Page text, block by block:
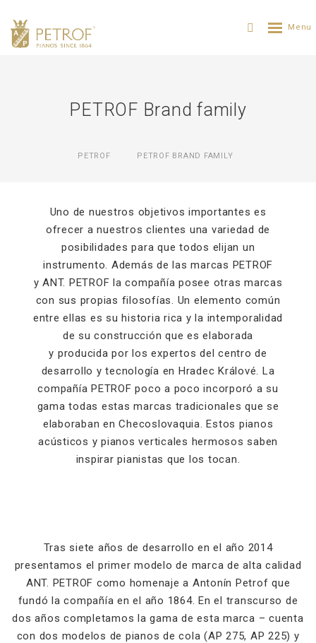
PETROF Brand family
PETROF PETROF BRAND FAMILY
Uno de nuestros objetivos importantes es
ofrecer a nuestros clientes una variedad de
posibilidades para que todos elijan un
instrumento. Además de las marcas PETROF
y ANT. PETROF la compañía posee otras marcas
con sus propias filosofías. Un elemento común
entre ellas es su historia rica y la intemporalidad
de su construcción que es elaborada
y producida por los expertos del centro de
desarrollo y tecnología en Hradec Králové. La
compañía PETROF poco a poco incorporó a su
gama todas estas marcas tradicionales que se
elaboraban en Checoslovaquia. Estos pianos
acústicos y pianos verticales hermosos saben
inspirar pianistas que los tocan.
Tras siete años de desarrollo en el año 2014
presentamos el primer modelo de marca de alta calidad
ANT. PETROF como homenaje a Antonín Petrof que
fundó la compañía en el año 1864. En el transcurso de
dos años completamos la gama de esta marca – cuenta
con dos modelos de pianos de cola (AP 275, AP 225) y